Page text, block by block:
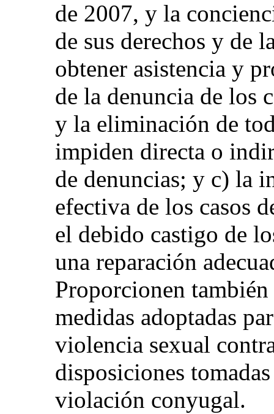
de 2007, y la
de sus derechos y de
obtener asistencia y
de la denuncia de los
y la eliminación de
impiden directa o
de denuncias; y c) la
efectiva de los casos
el debido castigo de
una reparación
Proporcionen
medidas adoptadas
violencia sexual
disposiciones
violación conyugal.